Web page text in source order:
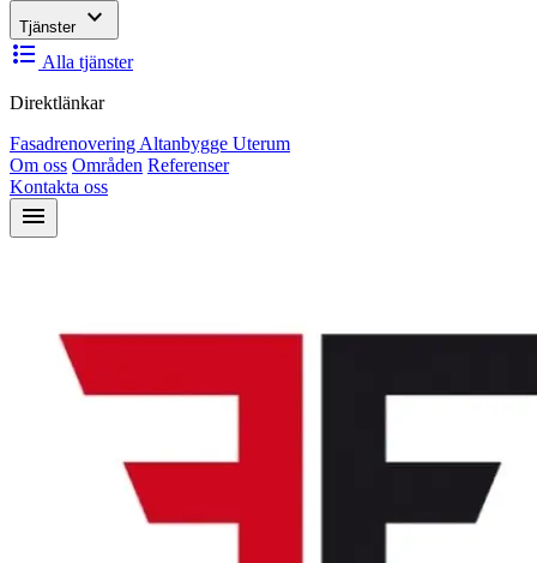
Tjänster expand_more
format_list_bulleted Alla tjänster
Direktlänkar
Fasadrenovering Altanbygge Uterum
Om oss Områden Referenser
Kontakta oss
menu